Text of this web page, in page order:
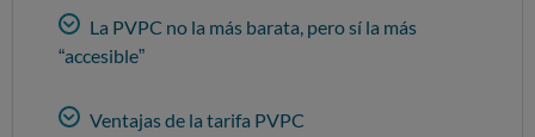
La PVPC no la más barata, pero sí la más
“accesible”
Ventajas de la tarifa PVPC